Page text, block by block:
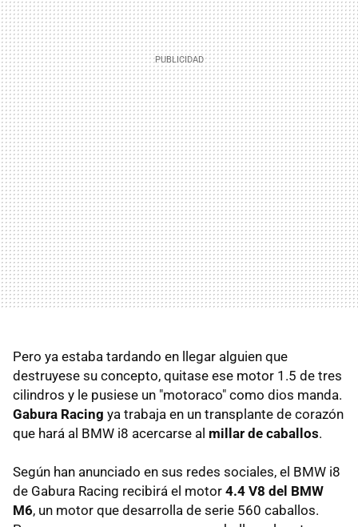
Pero ya estaba tardando en llegar alguien que
destruyese su concepto, quitase ese motor 1.5 de tres
cilindros y le pusiese un "motoraco" como dios manda.
Gabura Racing ya trabaja en un transplante de corazón
que hará al BMW i8 acercarse al millar de caballos.
Según han anunciado en sus redes sociales, el BMW i8
de Gabura Racing recibirá el motor 4.4 V8 del BMW
M6, un motor que desarrolla de serie 560 caballos.